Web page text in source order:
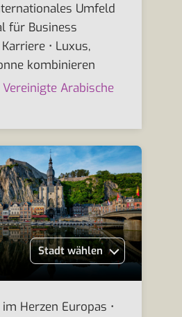
Umfeld
für Business
• Luxus,
kombinieren
Arabische
Stadt wählen
Herzen Europas •